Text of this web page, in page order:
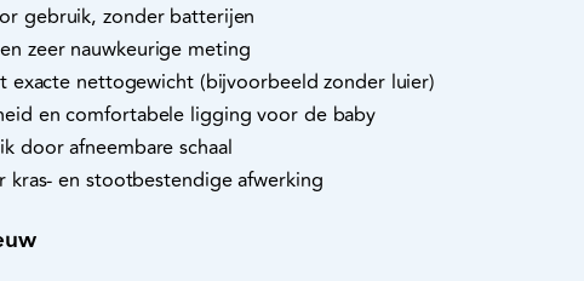
gebruik, zonder batterijen
zeer nauwkeurige meting
nettogewicht (bijvoorbeeld zonder luier)
en comfortabele ligging voor de baby
door afneembare schaal
en stootbestendige afwerking